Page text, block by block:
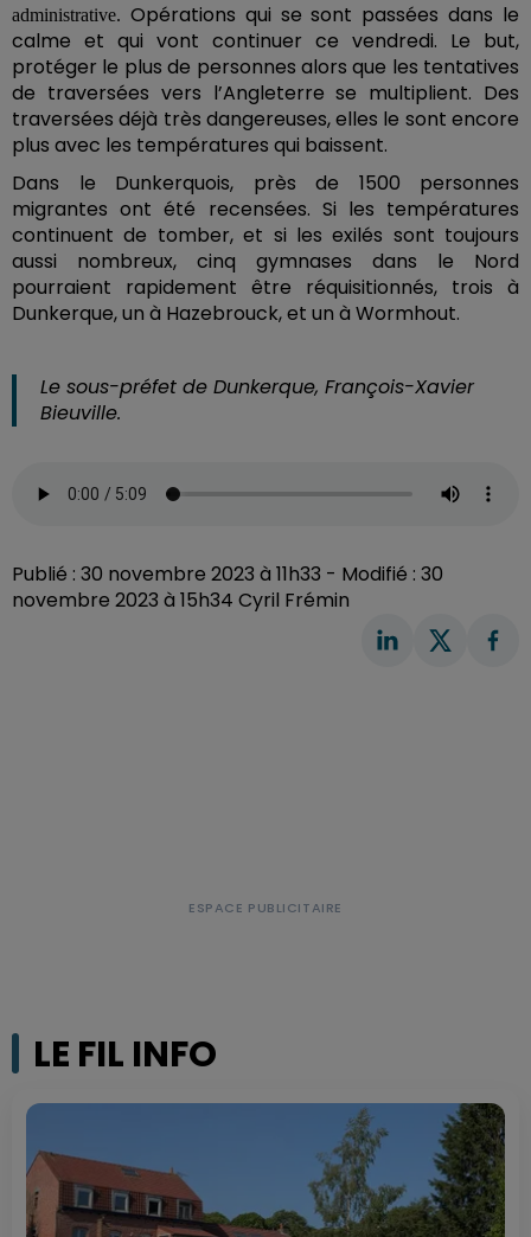
administrative. Opérations qui se sont passées dans le
calme et qui vont continuer ce vendredi. Le but,
protéger le plus de personnes alors que les tentatives
de traversées vers l’Angleterre se multiplient. Des
traversées déjà très dangereuses, elles le sont encore
plus avec les températures qui baissent.
Dans le Dunkerquois, près de 1500 personnes
migrantes ont été recensées. Si les températures
continuent de tomber, et si les exilés sont toujours
aussi nombreux, cinq gymnases dans le Nord
pourraient rapidement être réquisitionnés, trois à
Dunkerque, un à Hazebrouck, et un à Wormhout.
Le sous-préfet de Dunkerque, François-Xavier
Bieuville.
Publié : 30 novembre 2023 à 11h33 - Modifié : 30
novembre 2023 à 15h34 Cyril Frémin
LE FIL INFO